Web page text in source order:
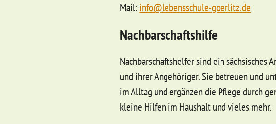
Mail:info@lebensschule-goerlitz.de
Nachbarschaftshilfe
Nachbarschaftshelfer sind ein
und ihrer Angehöriger. Sie betreuen und
im Alltag und ergänzen die Pflege durch
kleine Hilfen im Haushalt und vieles mehr.